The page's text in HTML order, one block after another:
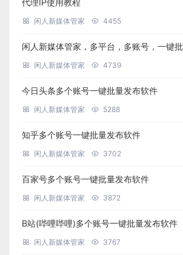
代理IP使用教程
闲人新媒体管家 4455
闲人新媒体管家，多平台，多账号，一键
闲人新媒体管家 4739
今日头条多个账号一键批量发布软件
闲人新媒体管家 5288
知乎多个账号一键批量发布软件
闲人新媒体管家 3702
百家号多个账号一键批量发布软件
闲人新媒体管家 3872
B站(哔哩哔哩)多个账号一键批量发布软件
闲人新媒体管家 3767